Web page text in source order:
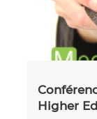
Higher